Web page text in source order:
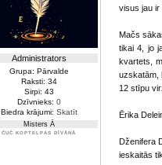
Administrators
Grupa: Pārvalde
Raksti: 34
Sirpi: 43
Dzīvnieks: 0
Biedra krājumi: Skatīt
Misters Ā
ČUČ KOPTELPAS DĪVĀNĀ
visus jau ir
Mačs
tikai 4, jo
kvartets,
uzskatām,
12 stīpu
Ērika
Dženifera
ieskaitās